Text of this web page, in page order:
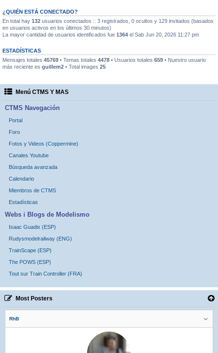
¿QUIÉN ESTÁ CONECTADO?
En total hay 132 usuarios conectados :: 3 registrados, 0 ocultos y 129 invitados (basados
en usuarios activos en los últimos 30 minutos)
La mayor cantidad de usuarios identificados fue 1364 el Sab Jun 20, 2026 11:27 pm
ESTADÍSTICAS
Mensajes totales 45769 • Temas totales 4478 • Usuarios totales 659 • Nuestro usuario
más reciente es guillem2 • Total images 25
Menú CTMS Y MAS
CTMS Navegación
Portal
Foro
Fotos y Videos (Coppermine)
Canales Youtube
Búsqueda avanzada
Calendario
Miembros de CTMS
Estadísticas
Webs i Blogs de Modelismo
Isaac Guadix (ESP)
Rudysmodelrailway (ENG)
TrainScape (ESP)
The POWS (ESP)
Tout sur Train Controller (FRA)
Most Posters
RhB